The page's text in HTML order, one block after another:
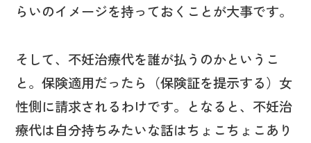
らいのイメージを持っておくことが大事です。
そして、不妊治療代を誰が払うのかというこ
と。保険適用だったら（保険証を提示する）女
性側に請求されるわけです。となると、不妊治
療代は自分持ちみたいな話はちょこちょこあり